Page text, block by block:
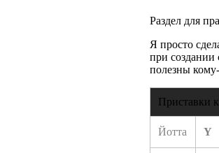
Раздел для
Я просто
при создании
полезны
Приставки
Йотта Y